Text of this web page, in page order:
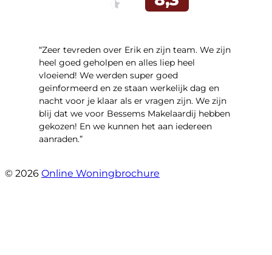
“Zeer tevreden over Erik en zijn team. We zijn
heel goed geholpen en alles liep heel
vloeiend! We werden super goed
geïnformeerd en ze staan werkelijk dag en
nacht voor je klaar als er vragen zijn. We zijn
blij dat we voor Bessems Makelaardij hebben
gekozen! En we kunnen het aan iedereen
aanraden.”
© 2026 Online Woningbrochure